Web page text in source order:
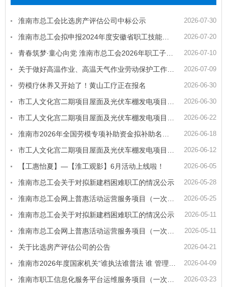
2026-07-30
淮南市总工会比选房产评估公司中标公示
2026-07-20
2026-07-10
2026-07-09
2026-06-30
劳模疗休养又开始了！黄山工疗正在报名
2026-06-30
2026-06-22
2026-06-18
2026-06-12
2026-06-05
【工惠怡夏】—【淮工观影】6月活动上线啦！
2026-05-28
淮南市总工会关于对拟新建档困难职工的情况公示
2026-05-25
2026-05-11
淮南市总工会关于对拟新建档困难职工的情况公示
2026-05-11
2026-04-21
关于比选房产评估公司的公告
2026-04-09
2026-03-23